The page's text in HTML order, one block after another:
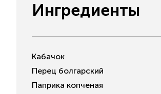
Ингредиенты
Кабачок
Перец болгарский
Паприка копченая